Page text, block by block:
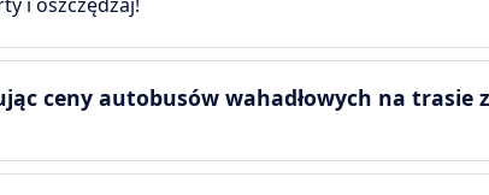
ceny autobusów wahadłowych na